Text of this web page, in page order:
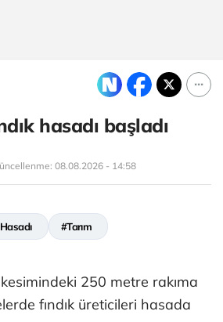
hasadı başladı
08.08.2026 - 14:58
#Tarım
250 metre rakıma
fındık üreticileri hasada